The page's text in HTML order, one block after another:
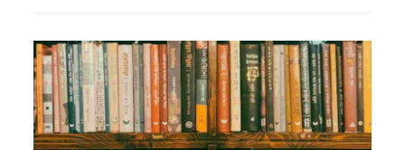
Da
Mulher
Estiveram
No
Centro
Das
Reflexões